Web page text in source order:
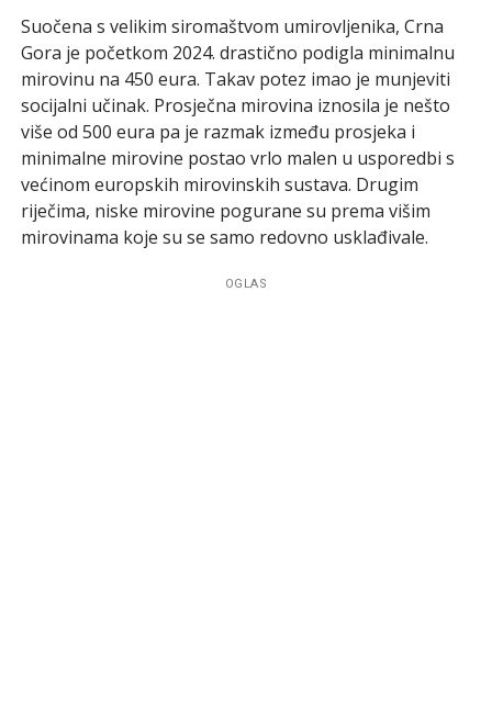
Suočena s velikim siromaštvom umirovljenika, Crna
Gora je početkom 2024. drastično podigla minimalnu
mirovinu na 450 eura. Takav potez imao je munjeviti
socijalni učinak. Prosječna mirovina iznosila je nešto
više od 500 eura pa je razmak između prosjeka i
minimalne mirovine postao vrlo malen u usporedbi s
većinom europskih mirovinskih sustava. Drugim
riječima, niske mirovine pogurane su prema višim
mirovinama koje su se samo redovno usklađivale.
OGLAS